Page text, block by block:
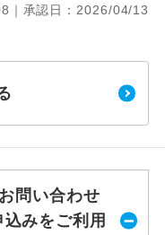
｜承認日：2026/04/13
問い合わせ
込みをご利用